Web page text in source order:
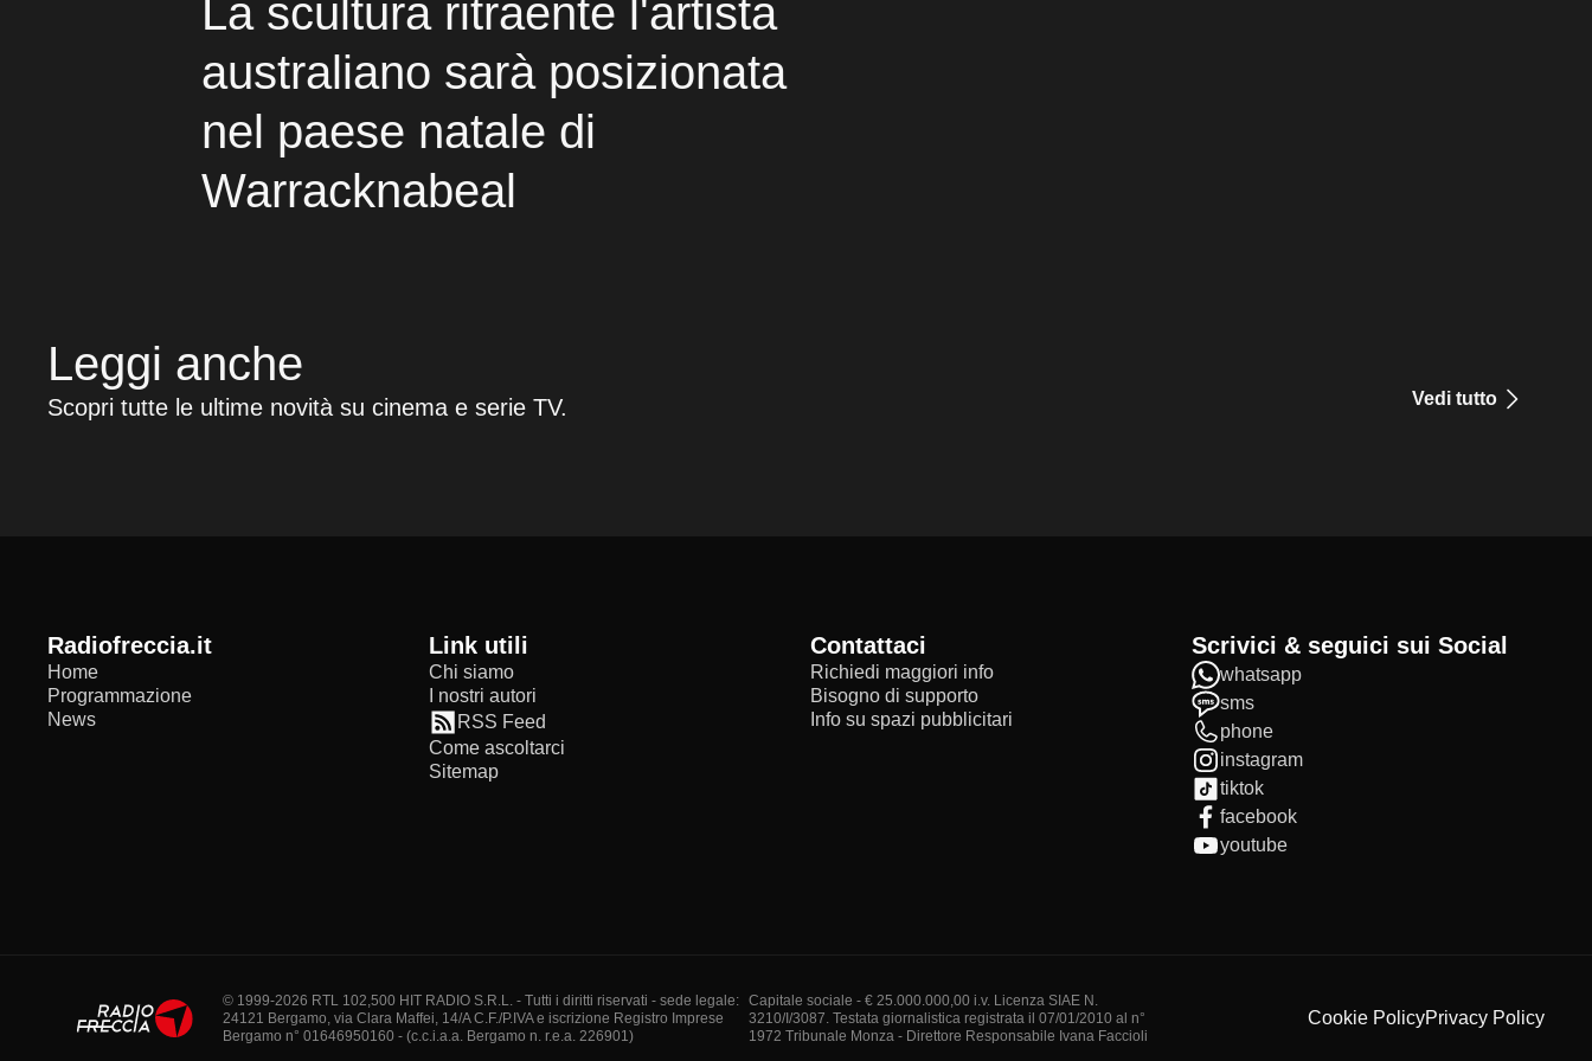
La scultura ritraente l'artista
australiano sarà posizionata
nel paese natale di
Warracknabeal
Leggi anche
Scopri tutte le ultime novità su cinema e serie TV. Vedi tutto
radiofreccia.it
Home
Programmazione
News
Link utili
Chi siamo
I nostri autori
RSS Feed
Come ascoltarci
Sitemap
Contattaci
Richiedi maggiori info
Bisogno di supporto
Info su spazi pubblicitari
Scrivici & seguici sui Social
whatsapp
sms
phone
instagram
tiktok
facebook
youtube
© 1999-2026 RTL 102,500 HIT RADIO S.R.L. - Tutti i diritti riservati - sede legale:
24121 Bergamo, via Clara Maffei, 14/A C.F./P.IVA e iscrizione Registro Imprese
Bergamo n° 01646950160 - (c.c.i.a.a. Bergamo n. r.e.a. 226901)
Capitale sociale - € 25.000.000,00 i.v. Licenza SIAE N.
3210/I/3087. Testata giornalistica registrata il 07/01/2010 al n°
1972 Tribunale Monza - Direttore Responsabile Ivana Faccioli
Cookie PolicyPrivacy Policy